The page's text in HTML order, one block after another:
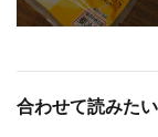
合わせて読みた